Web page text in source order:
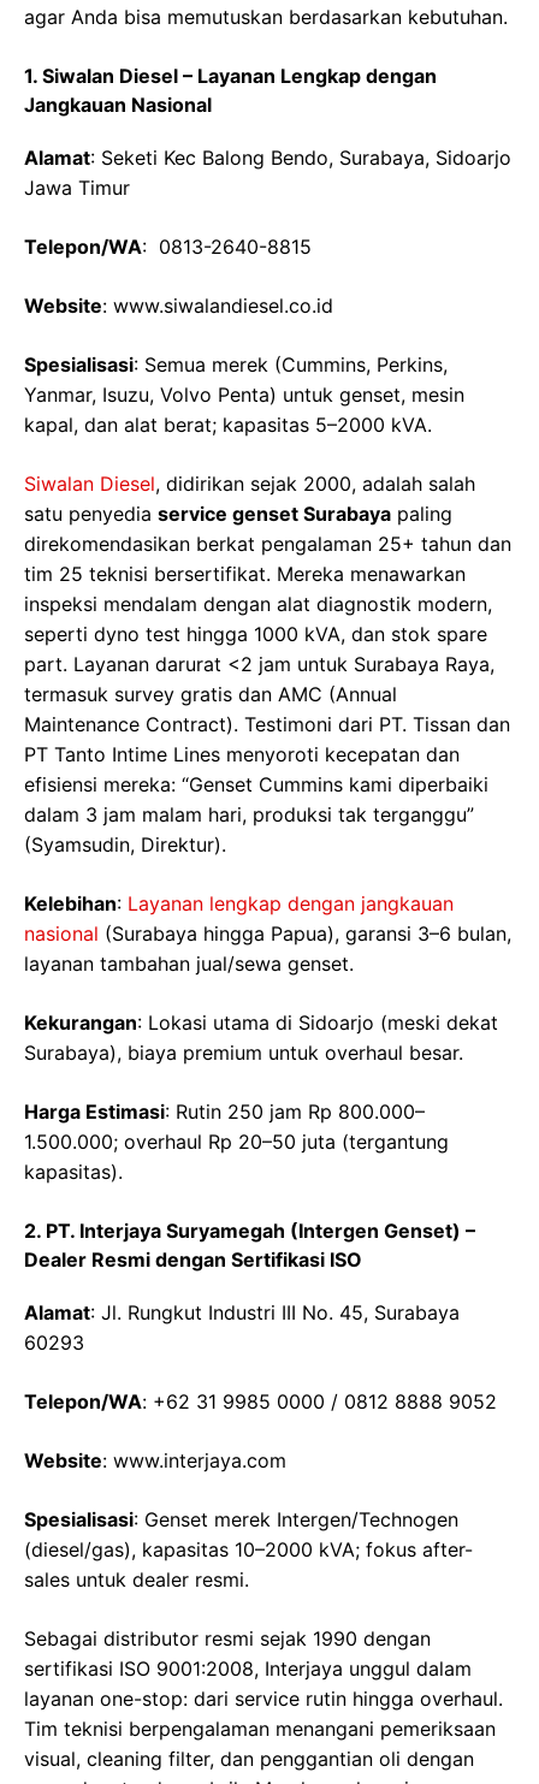
agar Anda bisa memutuskan berdasarkan kebutuhan.
1. Siwalan Diesel – Layanan Lengkap dengan
Jangkauan Nasional
Alamat: Seketi Kec Balong Bendo, Surabaya, Sidoarjo
Jawa Timur
Telepon/WA: 0813-2640-8815
Website: www.siwalandiesel.co.id
Spesialisasi: Semua merek (Cummins, Perkins,
Yanmar, Isuzu, Volvo Penta) untuk genset, mesin
kapal, dan alat berat; kapasitas 5–2000 kVA.
Siwalan Diesel, didirikan sejak 2000, adalah salah
satu penyedia service genset Surabaya paling
direkomendasikan berkat pengalaman 25+ tahun dan
tim 25 teknisi bersertifikat. Mereka menawarkan
inspeksi mendalam dengan alat diagnostik modern,
seperti dyno test hingga 1000 kVA, dan stok spare
part. Layanan darurat <2 jam untuk Surabaya Raya,
termasuk survey gratis dan AMC (Annual
Maintenance Contract). Testimoni dari PT. Tissan dan
PT Tanto Intime Lines menyoroti kecepatan dan
efisiensi mereka: “Genset Cummins kami diperbaiki
dalam 3 jam malam hari, produksi tak terganggu”
(Syamsudin, Direktur).
Kelebihan: Layanan lengkap dengan jangkauan
nasional (Surabaya hingga Papua), garansi 3–6 bulan,
layanan tambahan jual/sewa genset.
Kekurangan: Lokasi utama di Sidoarjo (meski dekat
Surabaya), biaya premium untuk overhaul besar.
Harga Estimasi: Rutin 250 jam Rp 800.000–
1.500.000; overhaul Rp 20–50 juta (tergantung
kapasitas).
2. PT. Interjaya Suryamegah (Intergen Genset) –
Dealer Resmi dengan Sertifikasi ISO
Alamat: Jl. Rungkut Industri III No. 45, Surabaya
60293
Telepon/WA: +62 31 9985 0000 / 0812 8888 9052
Website: www.interjaya.com
Spesialisasi: Genset merek Intergen/Technogen
(diesel/gas), kapasitas 10–2000 kVA; fokus after-
sales untuk dealer resmi.
Sebagai distributor resmi sejak 1990 dengan
sertifikasi ISO 9001:2008, Interjaya unggul dalam
layanan one-stop: dari service rutin hingga overhaul.
Tim teknisi berpengalaman menangani pemeriksaan
visual, cleaning filter, dan penggantian oli dengan